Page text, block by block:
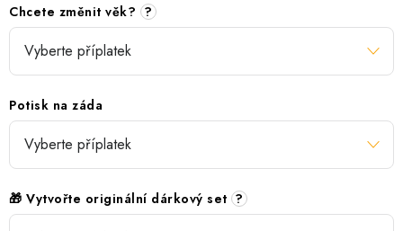
Chcete změnit věk? ?
Potisk na záda
🎁 Vytvořte originální dárkový set ?